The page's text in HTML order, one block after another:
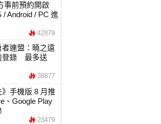
事前預約開啟
/ Android / PC 進
42879
者連盟：曉之遠
登錄 最多送
38877
》手機版 8 月推
Google Play
23479